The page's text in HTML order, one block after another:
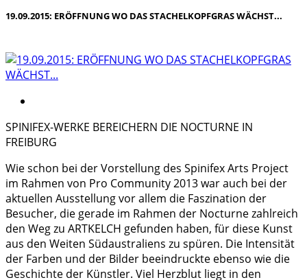
19.09.2015: ERÖFFNUNG WO DAS STACHELKOPFGRAS WÄCHST...
SPINIFEX-WERKE BEREICHERN DIE NOCTURNE IN
FREIBURG
Wie schon bei der Vorstellung des Spinifex Arts Project
im Rahmen von Pro Community 2013 war auch bei der
aktuellen Ausstellung vor allem die Faszination der
Besucher, die gerade im Rahmen der Nocturne zahlreich
den Weg zu ARTKELCH gefunden haben, für diese Kunst
aus den Weiten Südaustraliens zu spüren. Die Intensität
der Farben und der Bilder beeindruckte ebenso wie die
Geschichte der Künstler. Viel Herzblut liegt in den